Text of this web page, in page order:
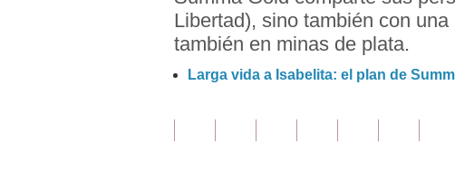
Libertad), sino también con
también en minas de plata.
Larga vida a Isabelita: el plan de